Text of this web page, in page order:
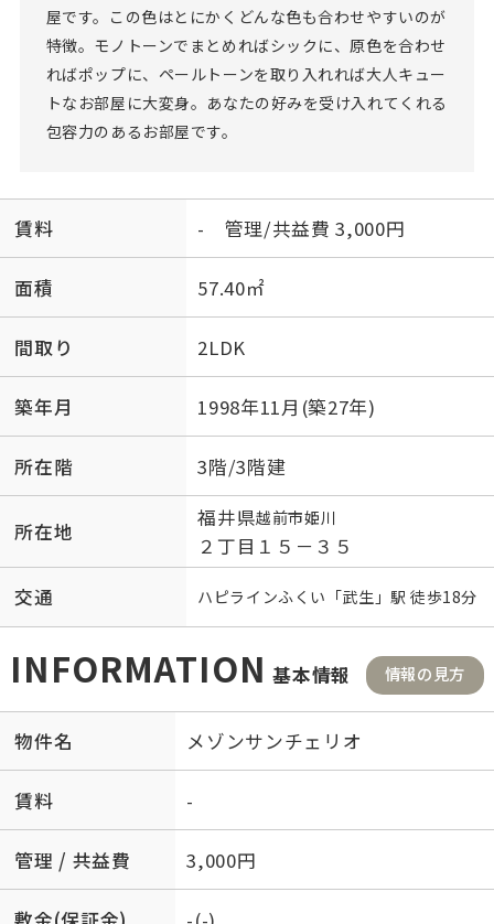
屋です。この色はとにかくどんな色も合わせやすいのが
特徴。モノトーンでまとめればシックに、原色を合わせ
ればポップに、ペールトーンを取り入れれば大人キュー
トなお部屋に大変身。あなたの好みを受け入れてくれる
包容力のあるお部屋です。
賃料 - 管理/共益費 3,000円
面積 57.40㎡
間取り 2LDK
築年月 1998年11月(築27年)
所在階 3階/3階建
所在地
福井県越前市姫川
２丁目１５－３５
交通
ハピラインふくい 「武生 」駅 徒歩18分
INFORMATION 基本情報 情報の見方
物件名 メゾンサンチェリオ
賃料 -
管理 / 共益費 3,000円